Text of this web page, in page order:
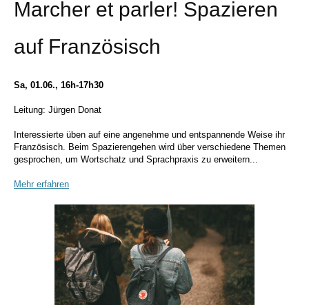
Marcher et parler! Spazieren
auf Französisch
Sa, 01.06., 16h-17h30
Leitung: Jürgen Donat
Interessierte üben auf eine angenehme und entspannende Weise ihr
Französisch. Beim Spazierengehen wird über verschiedene Themen
gesprochen, um Wortschatz und Sprachpraxis zu erweitern...
Mehr erfahren